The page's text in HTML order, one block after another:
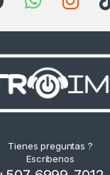
Tienes preguntas ?
Escribenos